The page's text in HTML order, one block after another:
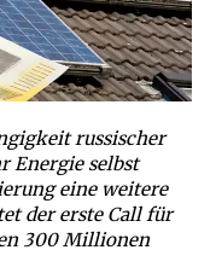
russischer
Energie selbst
eine weitere
der erste Call für
300 Millionen